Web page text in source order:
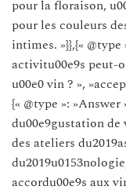
pour la floraison,
pour les couleurs
intimes. »}},{«
activitu00e9s peut-
u00e0 vin ? »,
{« @type »:
du00e9gustation
des ateliers
accordu00e9s aux